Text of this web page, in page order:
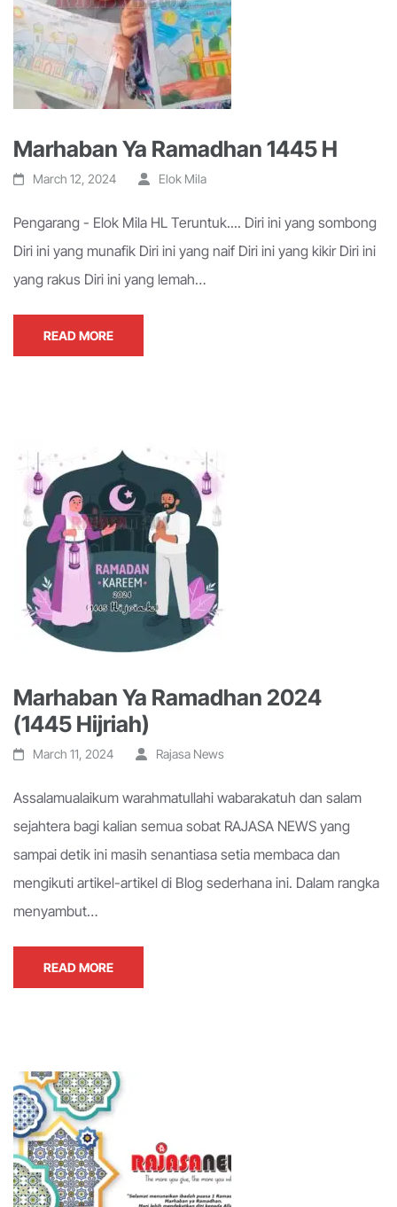
Marhaban Ya Ramadhan 1445 H
March 12, 2024 Elok Mila
Pengarang - Elok Mila HL Teruntuk.... Diri ini yang sombong
Diri ini yang munafik Diri ini yang naif Diri ini yang kikir Diri ini
yang rakus Diri ini yang lemah…
READ MORE
Marhaban Ya Ramadhan 2024
(1445 Hijriah)
March 11, 2024 Rajasa News
Assalamualaikum warahmatullahi wabarakatuh dan salam
sejahtera bagi kalian semua sobat RAJASA NEWS yang
sampai detik ini masih senantiasa setia membaca dan
mengikuti artikel-artikel di Blog sederhana ini. Dalam rangka
menyambut…
READ MORE